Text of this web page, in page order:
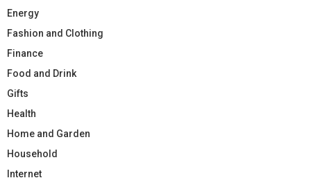
Energy
Fashion and Clothing
Finance
Food and Drink
Gifts
Health
Home and Garden
Household
Internet